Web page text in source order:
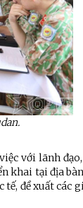
.
với lãnh
khai tại địa
đề xuất các